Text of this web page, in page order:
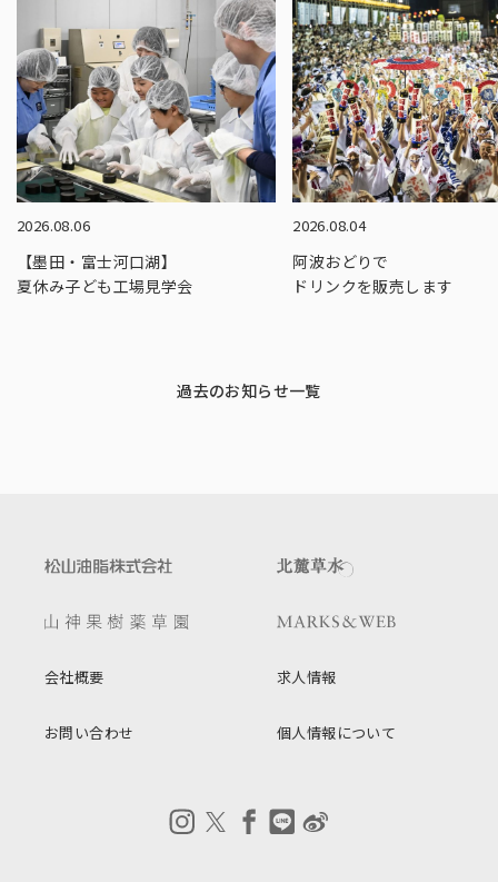
2026.08.06
【墨田・富士河口湖】
夏休み子ども工場見学会
2026.08.04
阿波おどりで
ドリンクを販売します
過去のお知らせ一覧
会社概要 求人情報
お問い合わせ 個人情報について